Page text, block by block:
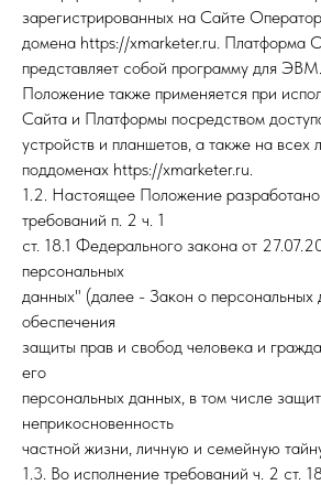
зарегистрированных на Сайте
домена https://xmarketer.ru. Платформа
представляет собой программу для
Положение также применяется при
Сайта и Платформы посредством
устройств и планшетов, а также на всех
поддоменах https://xmarketer.ru.
1.2. Настоящее Положение
требований п. 2 ч. 1
ст. 18.1 Федерального закона от
персональных
данных" (далее - Закон о персональных
обеспечения
защиты прав и свобод человека и
его
персональных данных, в том числе
неприкосновенность
частной жизни, личную и семейную
1.3. Во исполнение требований ч. 2 ст.